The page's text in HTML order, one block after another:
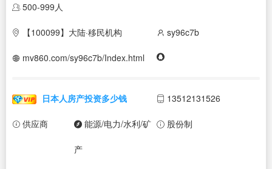
500-999人
【100099】大陆·移民机构 sy96c7b
mv860.com/sy96c7b/Index.html
日本人房产投资多少钱 13512131526
供应商 能源/电力/水利/矿
产
股份制